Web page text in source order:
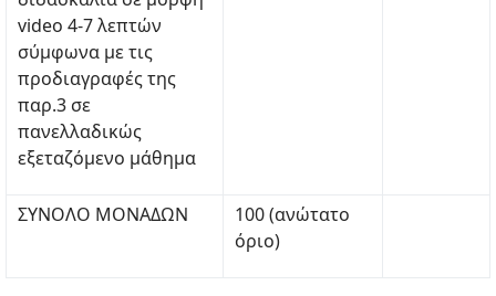
video 4-7 λεπτών
σύμφωνα με τις
προδιαγραφές της
παρ.3 σε
πανελλαδικώς
εξεταζόμενο μάθημα
ΣΥΝΟΛΟ ΜΟΝΑΔΩΝ
100 (ανώτατο
όριο)